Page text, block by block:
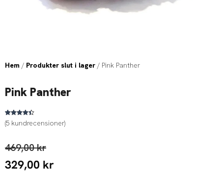
Hem / Produkter slut i lager / Pink Panther
Pink Panther
Betygsatt
4.40av 5
5
(5 kundrecensioner)
469,00kr
329,00 kr